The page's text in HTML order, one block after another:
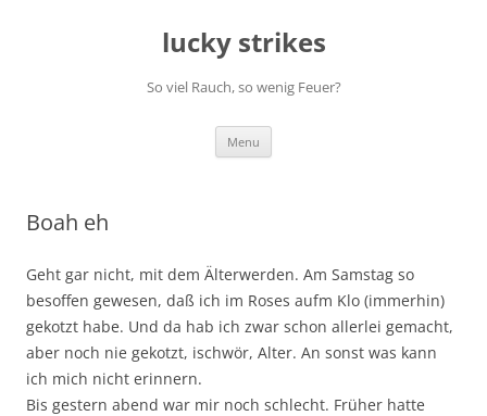
lucky strikes
So viel Rauch, so wenig Feuer?
Menu
Boah eh
Geht gar nicht, mit dem Älterwerden. Am Samstag so
besoffen gewesen, daß ich im Roses aufm Klo (immerhin)
gekotzt habe. Und da hab ich zwar schon allerlei gemacht,
aber noch nie gekotzt, ischwör, Alter. An sonst was kann
ich mich nicht erinnern.
Bis gestern abend war mir noch schlecht. Früher hatte